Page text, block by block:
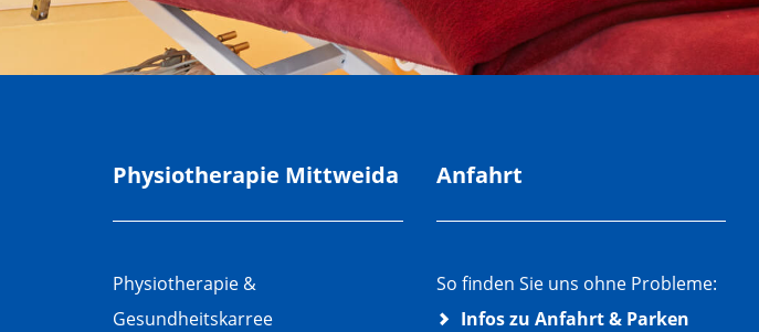
Physiotherapie Mittweida
Physiotherapie &
Gesundheitskarree
Anfahrt
So finden Sie uns ohne Probleme:
Infos zu Anfahrt & Parken